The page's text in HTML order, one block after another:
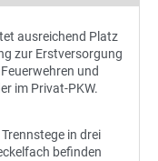
ausreichend Platz
zur Erstversorgung
und
im Privat-PKW.
in drei
befinden